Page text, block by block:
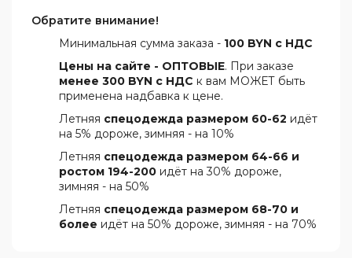
Обратите внимание!
Минимальная сумма заказа - 100 BYN с НДС
Цены на сайте - ОПТОВЫЕ. При заказе
менее 300 BYN с НДС к вам МОЖЕТ быть
применена надбавка к цене.
Летняя спецодежда размером 60-62 идёт
на 5% дороже, зимняя - на 10%
Летняя спецодежда размером 64-66 и
ростом 194-200 идёт на 30% дороже,
зимняя - на 50%
Летняя спецодежда размером 68-70 и
более идёт на 50% дороже, зимняя - на 70%